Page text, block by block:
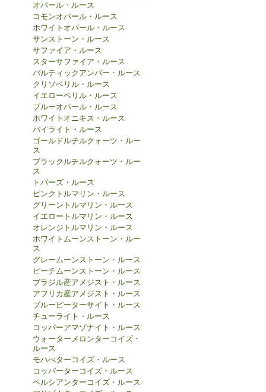
オパール・ルース
コモンオパール・ルース
ホワイトオパール・ルース
サンストーン・ルース
サファイア・ルース
スターサファイア・ルース
バルティックアンバー・ルース
クリソベリル・ルース
イエローベリル・ルース
ブルーオパール・ルース
ホワイトオニキス・ルース
パイライト・ルース
ゴールドルチルクォーツ・ルー
ス
ブラックルチルクォーツ・ルー
ス
トパーズ・ルース
ピンクトルマリン・ルース
グリーントルマリン・ルース
イエロートルマリン・ルース
オレンジトルマリン・ルース
ホワイトムーンストーン・ルー
ス
グレームーンストーン・ルース
ピーチムーンストーン・ルース
ブラジル産アメジスト・ルース
アフリカ産アメジスト・ルース
ブルーピーターサイト・ルース
チューライト・ルース
コッパーアマゾナイト・ルース
ウォーターメロンターコイズ・
ルース
モハべターコイズ・ルース
コッパーターコイズ・ルース
ペルシアンターコイズ・ルース